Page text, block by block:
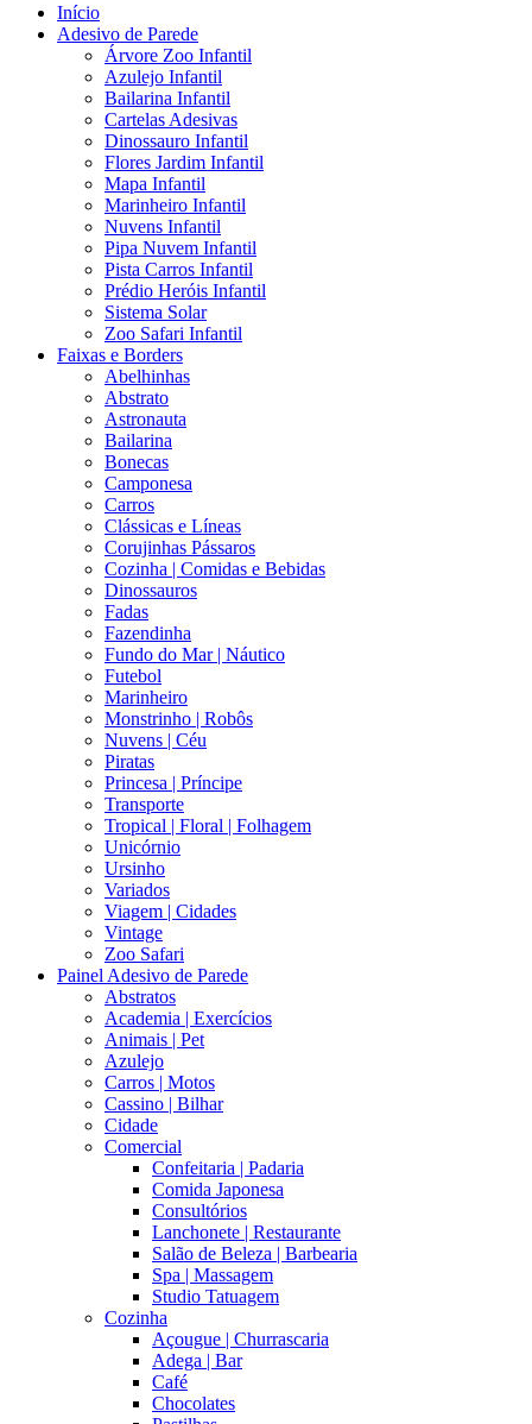
Início
Adesivo de Parede
Árvore Zoo Infantil
Azulejo Infantil
Bailarina Infantil
Cartelas Adesivas
Dinossauro Infantil
Flores Jardim Infantil
Mapa Infantil
Marinheiro Infantil
Nuvens Infantil
Pipa Nuvem Infantil
Pista Carros Infantil
Prédio Heróis Infantil
Sistema Solar
Zoo Safari Infantil
Faixas e Borders
Abelhinhas
Abstrato
Astronauta
Bailarina
Bonecas
Camponesa
Carros
Clássicas e Líneas
Corujinhas Pássaros
Cozinha | Comidas e Bebidas
Dinossauros
Fadas
Fazendinha
Fundo do Mar | Náutico
Futebol
Marinheiro
Monstrinho | Robôs
Nuvens | Céu
Piratas
Princesa | Príncipe
Transporte
Tropical | Floral | Folhagem
Unicórnio
Ursinho
Variados
Viagem | Cidades
Vintage
Zoo Safari
Painel Adesivo de Parede
Abstratos
Academia | Exercícios
Animais | Pet
Azulejo
Carros | Motos
Cassino | Bilhar
Cidade
Comercial
Confeitaria | Padaria
Comida Japonesa
Consultórios
Lanchonete | Restaurante
Salão de Beleza | Barbearia
Spa | Massagem
Studio Tatuagem
Cozinha
Açougue | Churrascaria
Adega | Bar
Café
Chocolates